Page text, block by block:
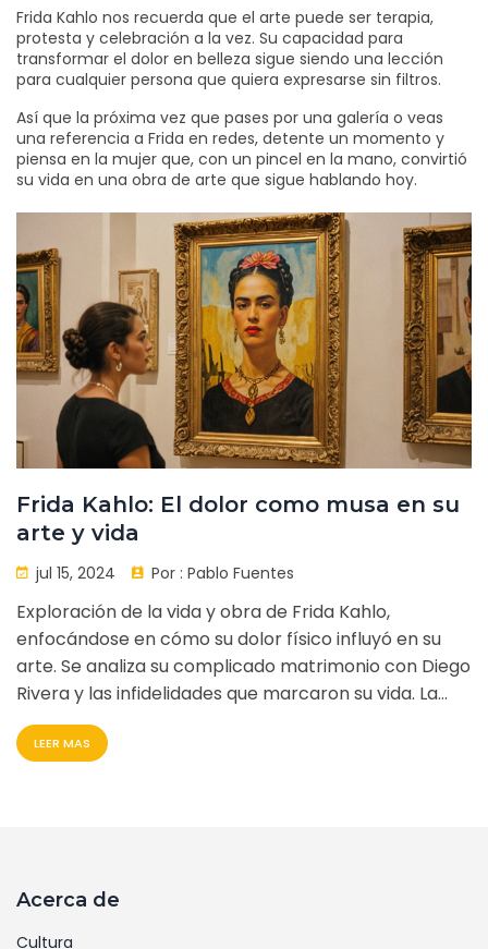
Frida Kahlo nos recuerda que el arte puede ser terapia,
protesta y celebración a la vez. Su capacidad para
transformar el dolor en belleza sigue siendo una lección
para cualquier persona que quiera expresarse sin filtros.
Así que la próxima vez que pases por una galería o veas
una referencia a Frida en redes, detente un momento y
piensa en la mujer que, con un pincel en la mano, convirtió
su vida en una obra de arte que sigue hablando hoy.
Frida Kahlo: El dolor como musa en su
arte y vida
jul 15, 2024 Por : Pablo Fuentes
Exploración de la vida y obra de Frida Kahlo,
enfocándose en cómo su dolor físico influyó en su
arte. Se analiza su complicado matrimonio con Diego
Rivera y las infidelidades que marcaron su vida. La
lucha de Frida con el dolor se refleja profundamente
en su arte.
LEER MAS
Acerca de
Cultura